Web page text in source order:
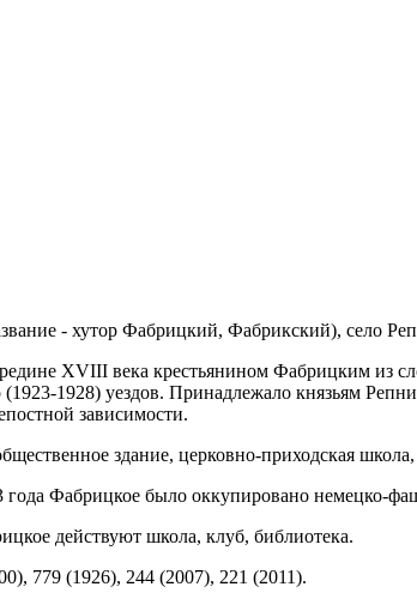
- хутор Фабрицкий, Фабрикский), село
XVIII века крестьянином Фабрицким из
(1923-1928) уездов. Принадлежало князьям
зависимости.
здание, церковно-приходская
года Фабрицкое было оккупировано немецко-
действуют школа, клуб, библиотека.
779 (1926), 244 (2007), 221 (2011).